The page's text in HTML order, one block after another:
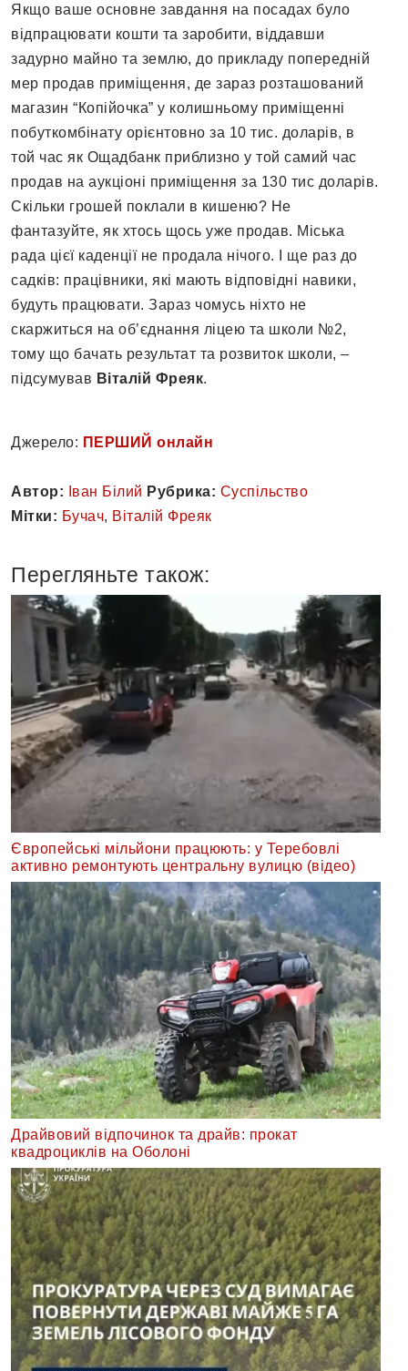
Якщо ваше основне завдання на посадах було
відпрацювати кошти та заробити, віддавши
задурно майно та землю, до прикладу попередній
мер продав приміщення, де зараз розташований
магазин “Копійочка” у колишньому приміщенні
побуткомбінату орієнтовно за 10 тис. доларів, в
той час як Ощадбанк приблизно у той самий час
продав на аукціоні приміщення за 130 тис доларів.
Скільки грошей поклали в кишеню? Не
фантазуйте, як хтось щось уже продав. Міська
рада цієї каденції не продала нічого. І ще раз до
садків: працівники, які мають відповідні навики,
будуть працювати. Зараз чомусь ніхто не
скаржиться на об’єднання ліцею та школи №2,
тому що бачать результат та розвиток школи, –
підсумував Віталій Фреяк.
Джерело: ПЕРШИЙ онлайн
Автор: Іван Білий Рубрика: Суспільство
Мітки: Бучач, Віталій Фреяк
Перегляньте також:
Європейські мільйони працюють: у Теребовлі
активно ремонтують центральну вулицю (відео)
Драйвовий відпочинок та драйв: прокат
квадроциклів на Оболоні